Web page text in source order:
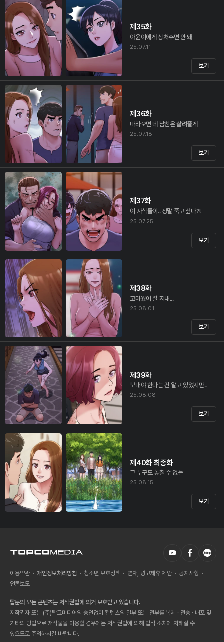
제35화
아윤이에게 상처주면 안 돼
25.07.11
보기
제36화
따라오면 네 남친은 살려줄게
25.07.18
보기
제37화
이 자식들이.. 정말 죽고 싶나?!
25.07.25
보기
제38화
고마웠어 잘 지내...
25.08.01
보기
제39화
보내야 한다는 건 알고 있었지만..
25.08.08
보기
제40화 최종화
그 누구도 놓칠 수 없는
25.08.15
보기
이용약관 개인정보처리방침 청소년 보호정책 연재, 광고제휴 제안
공지사항
언론보도
탑툰의 모든 콘텐츠는 저작권법에 의거 보호받고 있습니다.
저작권자 또는 (주)탑코미디어의 승인없이 컨텐츠의 일부 또는 전부를 복제 · 전송 · 배포 및
기타의 방법으로 저작물을 이용할 경우에는 저작권법에 의해 법적 조치에 처해질 수
있으므로 주의하시길 바랍니다.